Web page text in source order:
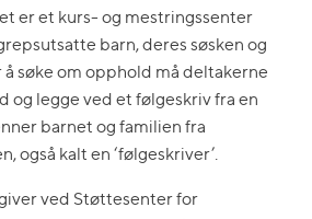
er et kurs- og mestringssenter
barn, deres søsken og
å søke om opphold må deltakerne
og legge ved et følgeskriv fra en
barnet og familien fra
også kalt en ‘følgeskriver’.
ved Støttesenter for